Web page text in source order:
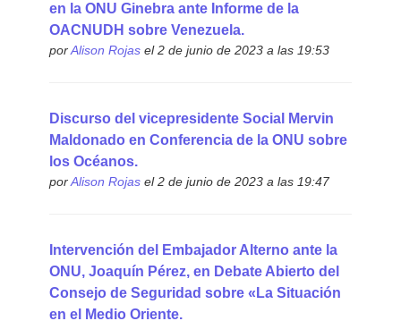
en la ONU Ginebra ante Informe de la
OACNUDH sobre Venezuela.
porAlison Rojasel 2 de junio de 2023 a las 19:53
Discurso del vicepresidente Social Mervin
Maldonado en Conferencia de la ONU sobre
los Océanos.
porAlison Rojasel 2 de junio de 2023 a las 19:47
Intervención del Embajador Alterno ante la
ONU, Joaquín Pérez, en Debate Abierto del
Consejo de Seguridad sobre «La Situación
en el Medio Oriente.